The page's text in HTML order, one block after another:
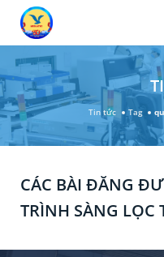
Tin tức Tag
CÁC BÀI ĐĂNG
TRÌNH SÀNG LỌC